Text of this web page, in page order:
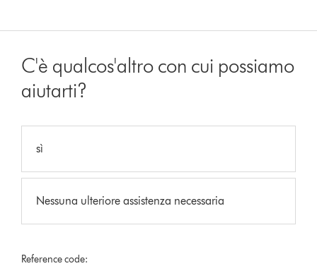
C'è qualcos'altro con cui possiamo
aiutarti?
sì
Nessuna ulteriore assistenza necessaria
Reference code: